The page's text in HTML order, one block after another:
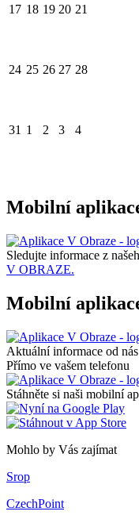
17 18 19 20 21
24 25 26 27 28
31 1 2 3 4
Mobilní
Sledujte informace z
V OBRAZE.
Mobilní
Aktuální informace od nás
Přímo ve vašem telefonu
Stáhněte si naši mobilní
Mohlo by Vás zajímat
Srop
CzechPoint